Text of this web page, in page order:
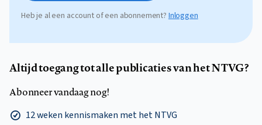
Heb je al een account of een abonnement? Inloggen
Altijd toegang tot alle publicaties van het NTVG?
Abonneer vandaag nog!
12 weken kennismaken met het NTVG